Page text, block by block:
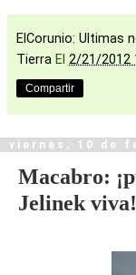
ElCorunio: Ultimas
Tierra El 2/21/2012
Compartir
viernes, 10 de
Macabro:
Jelinek viva!